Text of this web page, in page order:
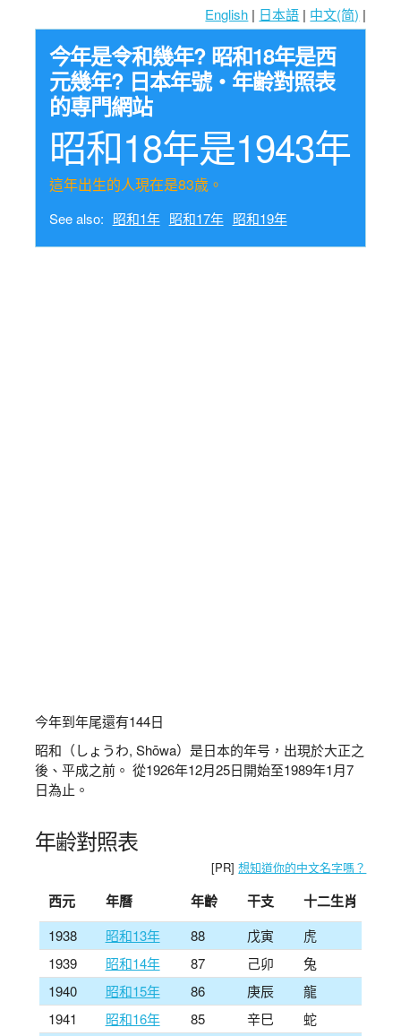
English | 日本語 | 中文(简) |
今年是令和幾年? 昭和18年是西
元幾年? 日本年號・年齢對照表
的専門網站
昭和18年是1943年
這年出生的人現在是83歳。
See also: 昭和1年 昭和17年 昭和19年
今年到年尾還有144日
昭和（しょうわ, Shōwa）是日本的年号，出現於大正之
後、平成之前。 從1926年12月25日開始至1989年1月7
日為止。
年齢對照表
[PR]想知道你的中文名字嗎？
西元 年曆 年齡 干支 十二生肖
1938 昭和13年 88 戊寅
虎
1939
昭和14年 87 己卯
兔
1940
昭和15年 86 庚辰
龍
1941
昭和16年 85 辛巳
蛇